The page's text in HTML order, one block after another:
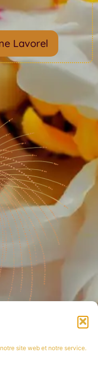
site web et notre service.
Lavorel